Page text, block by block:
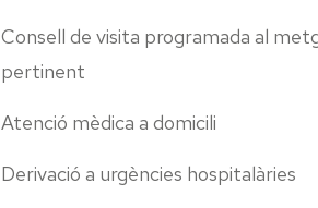
Consell de visita programada al
pertinent
Atenció mèdica a domicili
Derivació a urgències hospitalàries